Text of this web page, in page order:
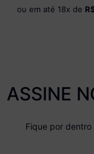
ou em até 18x de
ASSINE
Fique por